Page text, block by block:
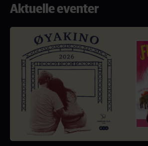
Aktuelle eventer